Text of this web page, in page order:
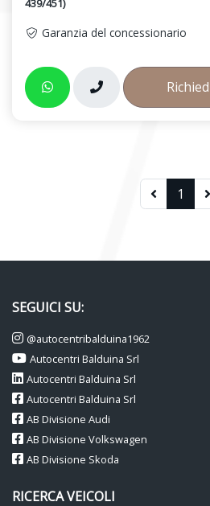
439/451)
Garanzia del concessionario
1
SEGUICI SU:
@autocentribalduina1962
Autocentri Balduina Srl
Autocentri Balduina Srl
Autocentri Balduina Srl
AB Divisione Audi
AB Divisione Volkswagen
AB Divisione Skoda
RICERCA VEICOLI